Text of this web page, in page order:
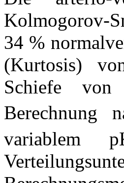
Kolmogorov-
34 %
(Kurtosis)
Schiefe von
Berechnung
variablem